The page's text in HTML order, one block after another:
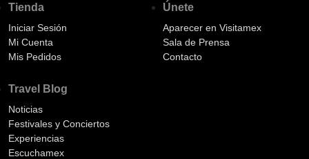
Tienda
Iniciar Sesión
Mi Cuenta
Mis Pedidos
Únete
Aparecer en Visitamex
Sala de Prensa
Contacto
Travel Blog
Noticias
Festivales y Conciertos
Experiencias
Escuchamex